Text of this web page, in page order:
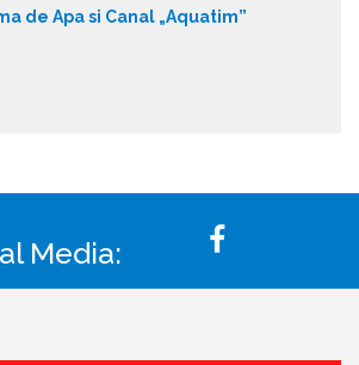
de Apa si Canal „Aquatim”
Media: